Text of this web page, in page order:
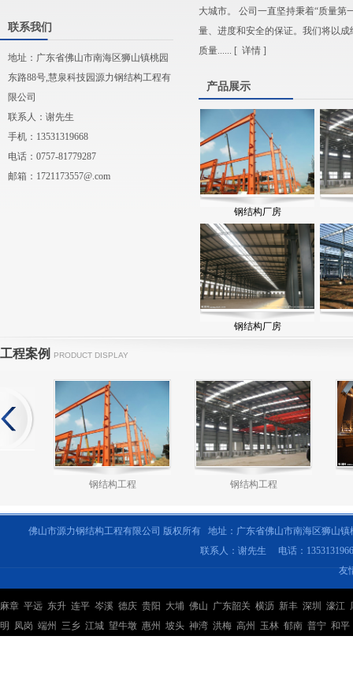
联系我们
地址：广东省佛山市南海区狮山镇桃园
东路88号,慧泉科技园源力钢结构工程有
限公司
联系人：谢先生
手机：13531319668
电话：0757-81779287
邮箱： 1721173557@.com
大城市。 公司一直坚持秉着“质量第
量、进度和安全的保证。我们将以
质量...... [ 详情 ]
产品展示
钢结构厂房
钢结构厂房
工程案例 PRODUCT DISPLAY
钢结构工程 钢结构工程
钢结构工程 钢结构工程
佛山市源力钢结构工程有限公司 版权所有 地址：广东省佛山市南海区狮
联系人：谢先生 电话：
友
麻章 平远 东升 连平 岑溪 德庆 贵阳 大埔 佛山 广东韶关 横沥 新丰 深圳 濠江
明
凤岗 端州 三乡 江城 望牛墩 惠州 坡头 神湾 洪梅 高州 玉林 郁南 普宁 和平